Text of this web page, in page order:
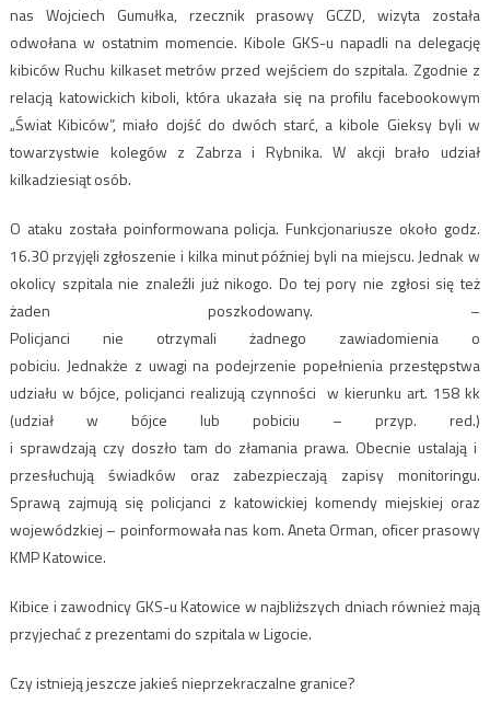
nas Wojciech Gumułka, rzecznik prasowy GCZD, wizyta została
odwołana w ostatnim momencie. Kibole GKS-u napadli na delegację
kibiców Ruchu kilkaset metrów przed wejściem do szpitala. Zgodnie z
relacją katowickich kiboli, która ukazała się na profilu facebookowym
„Świat Kibiców”, miało dojść do dwóch starć, a kibole Gieksy byli w
towarzystwie kolegów z Zabrza i Rybnika. W akcji brało udział
kilkadziesiąt osób.
O ataku została poinformowana policja. Funkcjonariusze około godz.
16.30 przyjęli zgłoszenie i kilka minut później byli na miejscu. Jednak w
okolicy szpitala nie znaleźli już nikogo. Do tej pory nie zgłosi się też
żaden poszkodowany. –
Policjanci nie otrzymali żadnego zawiadomienia o
pobiciu. Jednakże z uwagi na podejrzenie popełnienia przestępstwa
udziału w bójce, policjanci realizują czynności w kierunku art. 158 kk
(udział w bójce lub pobiciu – przyp. red.)
i sprawdzają czy doszło tam do złamania prawa. Obecnie ustalają i
przesłuchują świadków oraz zabezpieczają zapisy monitoringu.
Sprawą zajmują się policjanci z katowickiej komendy miejskiej oraz
wojewódzkiej – poinformowała nas kom. Aneta Orman, oficer prasowy
KMP Katowice.
Kibice i zawodnicy GKS-u Katowice w najbliższych dniach również mają
przyjechać z prezentami do szpitala w Ligocie.
Czy istnieją jeszcze jakieś nieprzekraczalne granice?